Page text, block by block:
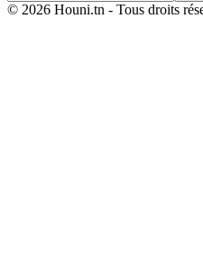
© 2026 Houni.tn - Tous droits